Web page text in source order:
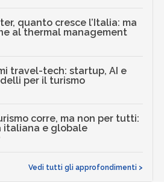
quanto cresce l’Italia: ma
al thermal management
travel-tech: startup, AI e
per il turismo
corre, ma non per tutti:
italiana e globale
Vedi tutti gli approfondimenti >